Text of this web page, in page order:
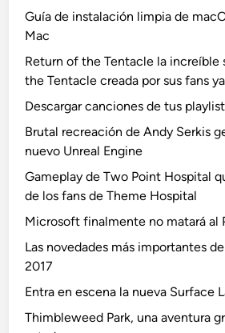
Guía de instalación limpia de
Mac
Return of the Tentacle la increíble
the Tentacle creada por sus fans
Descargar canciones de tus
Brutal recreación de Andy Serkis
nuevo Unreal Engine
Gameplay de Two Point Hospital
de los fans de Theme Hospital
Microsoft finalmente no matará al
Las novedades más importantes
2017
Entra en escena la nueva Surface
Thimbleweed Park, una aventura